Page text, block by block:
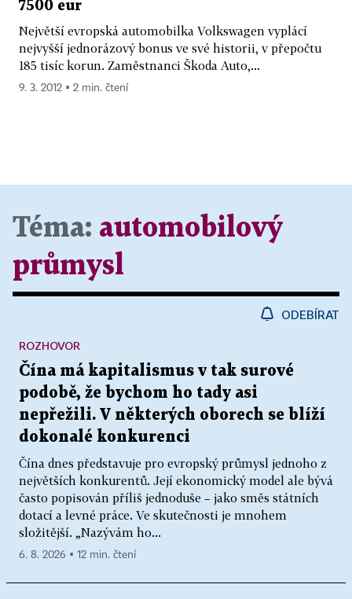
7500 eur
Největší evropská automobilka Volkswagen vyplácí
nejvyšší jednorázový bonus ve své historii, v přepočtu
185 tisíc korun. Zaměstnanci Škoda Auto,...
9. 3. 2012 ▪ 2 min. čtení
Téma: automobilový
průmysl
ODEBÍRAT
Čína má kapitalismus v tak surové
podobě, že bychom ho tady asi
nepřežili. V některých oborech se blíží
dokonalé konkurenci
Čína dnes představuje pro evropský průmysl jednoho z
největších konkurentů. Její ekonomický model ale bývá
často popisován příliš jednoduše – jako směs státních
dotací a levné práce. Ve skutečnosti je mnohem
složitější. „Nazývám ho...
ROZHOVOR
6. 8. 2026 ▪ 12 min. čtení